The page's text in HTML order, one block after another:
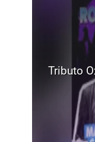
Tributo